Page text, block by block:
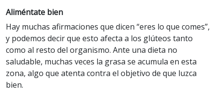
Aliméntate bien
Hay muchas afirmaciones que dicen “eres lo que comes”,
y podemos decir que esto afecta a los glúteos tanto
como al resto del organismo. Ante una dieta no
saludable, muchas veces la grasa se acumula en esta
zona, algo que atenta contra el objetivo de que luzca
bien.